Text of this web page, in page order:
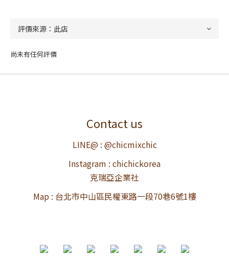
尚未有任何評價
Contact us
LINE@ : @chicmixchic
Instagram : chichickorea
克瑞亞企業社
Map : 台北市中山區民權東路一段70巷6號1樓